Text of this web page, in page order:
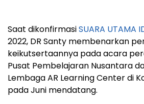
Saat dikonfirmasiSUARA UTAMA
2022, DR Santy membenarkan
keikutsertaannya pada acara
Pusat Pembelajaran Nusantara
Lembaga AR Learning Center di
pada Juni mendatang.